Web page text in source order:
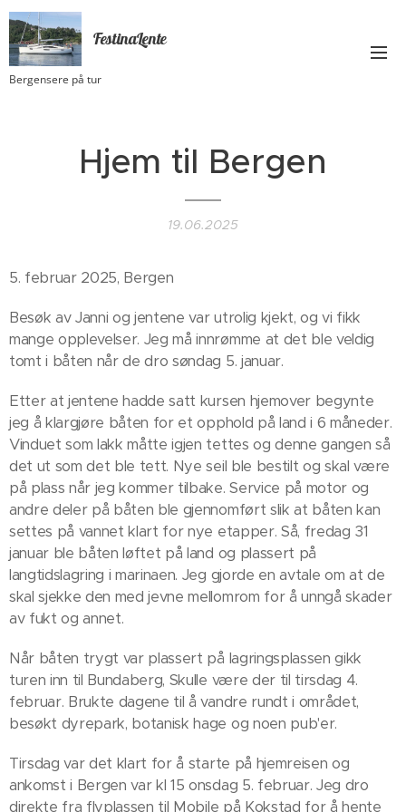
FestinaLente
Bergensere på tur
Hjem til Bergen
19.06.2025
5. februar 2025, Bergen
Besøk av Janni og jentene var utrolig kjekt, og vi fikk
mange opplevelser. Jeg må innrømme at det ble veldig
tomt i båten når de dro søndag 5. januar.
Etter at jentene hadde satt kursen hjemover begynte
jeg å klargjøre båten for et opphold på land i 6 måneder.
Vinduet som lakk måtte igjen tettes og denne gangen så
det ut som det ble tett. Nye seil ble bestilt og skal være
på plass når jeg kommer tilbake. Service på motor og
andre deler på båten ble gjennomført slik at båten kan
settes på vannet klart for nye etapper. Så, fredag 31
januar ble båten løftet på land og plassert på
langtidslagring i marinaen. Jeg gjorde en avtale om at de
skal sjekke den med jevne mellomrom for å unngå skader
av fukt og annet.
Når båten trygt var plassert på lagringsplassen gikk
turen inn til Bundaberg, Skulle være der til tirsdag 4.
februar. Brukte dagene til å vandre rundt i området,
besøkt dyrepark, botanisk hage og noen pub'er.
Tirsdag var det klart for å starte på hjemreisen og
ankomst i Bergen var kl 15 onsdag 5. februar. Jeg dro
direkte fra flyplassen til Mobile på Kokstad for å hente